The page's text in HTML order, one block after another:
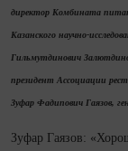
директор Комбината
Казанского научно-
Гильмутдинович
президент Ассоциации
Зуфар Фадипович Гаязов,
Зуфар Гаязов: